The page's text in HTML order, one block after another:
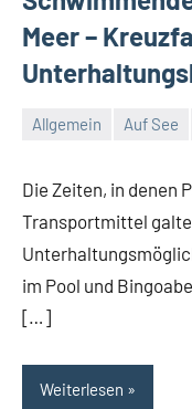
Meer –
Allgemein Auf See
Die Zeiten, in denen
Transportmittel
im Pool und
[…]
Weiterlesen